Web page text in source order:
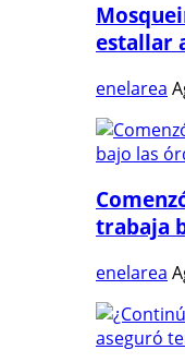
estallar
enelarea
trabaja
enelarea